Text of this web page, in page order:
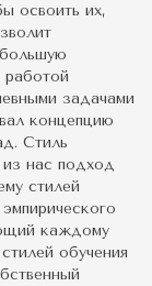
освоить их,
работой
задачами
концепцию
Стиль
нас подход
стилей
каждому
обучения